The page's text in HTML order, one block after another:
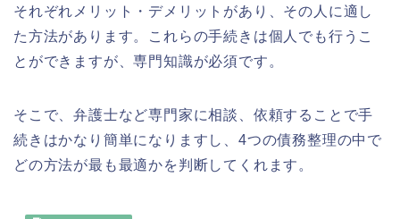
それぞれメリット・デメリットがあり、その人に適し
た方法があります。これらの手続きは個人でも行うこ
とができますが、専門知識が必須です。
そこで、弁護士など専門家に相談、依頼することで手
続きはかなり簡単になりますし、4つの債務整理の中で
どの方法が最も最適かを判断してくれます。